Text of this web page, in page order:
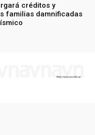
créditos y
familias damnificadas